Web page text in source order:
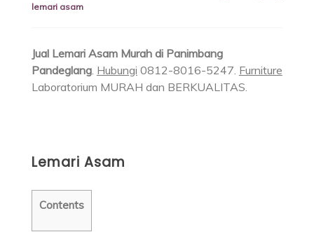
lemari asam
Jual Lemari Asam Murah di Panimbang
Pandeglang. Hubungi 0812-8016-5247. Furniture
Laboratorium MURAH dan BERKUALITAS.
Lemari Asam
Contents